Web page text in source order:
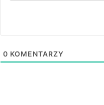
0 KOMENTARZY